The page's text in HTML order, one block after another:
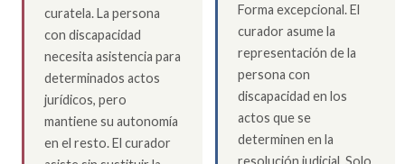
curatela. La persona
con discapacidad
necesita asistencia para
determinados actos
jurídicos, pero
mantiene su autonomía
en el resto. El curador
Forma excepcional. El
curador asume la
representación de la
persona con
discapacidad en los
actos que se
determinen en la
resolución judicial. Solo